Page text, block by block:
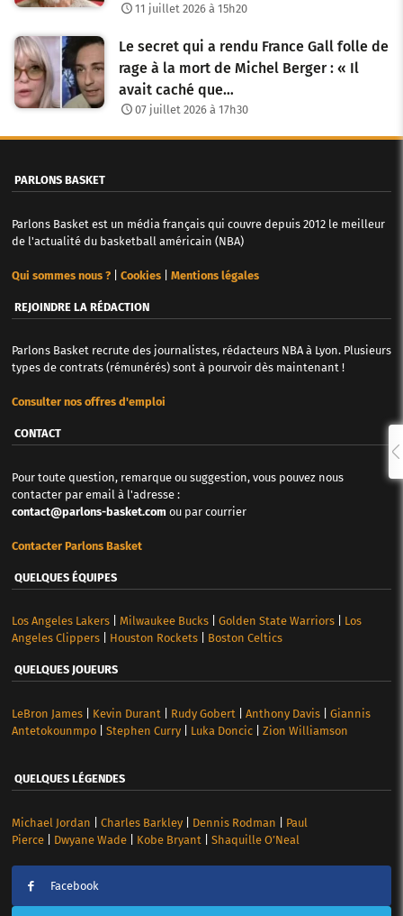
11 juillet 2026 à 15h20
Le secret qui a rendu France Gall folle de
rage à la mort de Michel Berger : « Il
avait caché que…
07 juillet 2026 à 17h30
PARLONS BASKET
Parlons Basket est un média français qui couvre depuis 2012 le meilleur
de l'actualité du basketball américain (NBA)
Qui sommes nous ?| Cookies| Mentions légales
REJOINDRE LA RÉDACTION
Parlons Basket recrute des journalistes, rédacteurs NBA à Lyon. Plusieurs
types de contrats (rémunérés) sont à pourvoir dès maintenant !
Consulter nos offres d'emploi
CONTACT
Pour toute question, remarque ou suggestion, vous pouvez nous
contacter par email à l'adresse :
contact@parlons-basket.com ou par courrier
Contacter Parlons Basket
QUELQUES ÉQUIPES
Los Angeles Lakers| Milwaukee Bucks| Golden State Warriors| Los
Angeles Clippers| Houston Rockets| Boston Celtics
QUELQUES JOUEURS
LeBron James| Kevin Durant Rudy Gobert Anthony Davis| Giannis
Antetokounmpo| Stephen Curry| Luka Doncic| Zion Williamson
QUELQUES LÉGENDES
Michael Jordan Charles Barkley| Dennis Rodman
Paul
Pierce| Dwyane Wade| Kobe Bryant Shaquille O’Neal
Facebook